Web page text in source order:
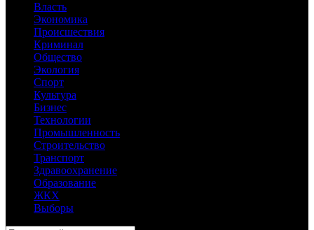
Власть
Экономика
Происшествия
Криминал
Общество
Экология
Спорт
Культура
Бизнес
Технологии
Промышленность
Строительство
Транспорт
Здравоохранение
Образование
ЖКХ
Выборы